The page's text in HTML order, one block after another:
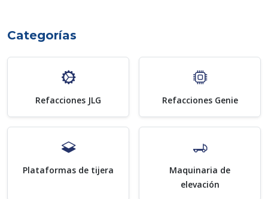
Categorías
Refacciones JLG Refacciones Genie
Plataformas de tijera
Maquinaria de
elevación